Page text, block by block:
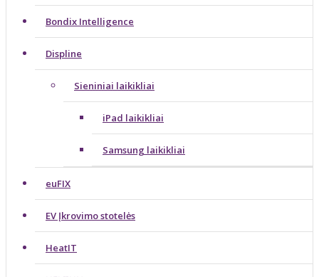
Bondix Intelligence
Displine
Sieniniai laikikliai
iPad laikikliai
Samsung laikikliai
euFIX
EV Įkrovimo stotelės
HeatIT